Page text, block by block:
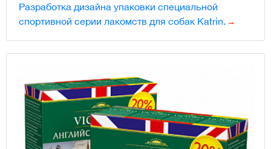
Разработка дизайна упаковки специальной
спортивной серии лакомств для собак Katrin.